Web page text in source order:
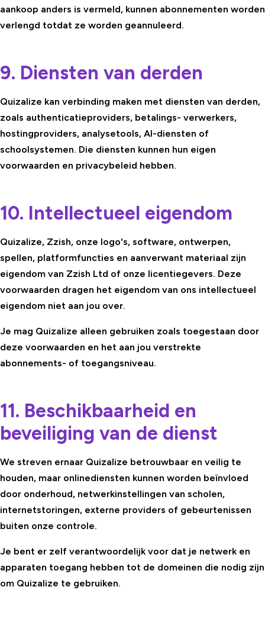
aankoop anders is vermeld, kunnen abonnementen worden
verlengd totdat ze worden geannuleerd.
9. Diensten van derden
Quizalize kan verbinding maken met diensten van derden,
zoals authenticatieproviders, betalings- verwerkers,
hostingproviders, analysetools, AI-diensten of
schoolsystemen. Die diensten kunnen hun eigen
voorwaarden en privacybeleid hebben.
10. Intellectueel eigendom
Quizalize, Zzish, onze logo's, software, ontwerpen,
spellen, platformfuncties en aanverwant materiaal zijn
eigendom van Zzish Ltd of onze licentiegevers. Deze
voorwaarden dragen het eigendom van ons intellectueel
eigendom niet aan jou over.
Je mag Quizalize alleen gebruiken zoals toegestaan door
deze voorwaarden en het aan jou verstrekte
abonnements- of toegangsniveau.
11. Beschikbaarheid en
beveiliging van de dienst
We streven ernaar Quizalize betrouwbaar en veilig te
houden, maar onlinediensten kunnen worden beïnvloed
door onderhoud, netwerkinstellingen van scholen,
internetstoringen, externe providers of gebeurtenissen
buiten onze controle.
Je bent er zelf verantwoordelijk voor dat je netwerk en
apparaten toegang hebben tot de domeinen die nodig zijn
om Quizalize te gebruiken.